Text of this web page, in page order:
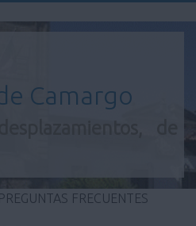
Camargo
PREGUNTAS FRECUENTES